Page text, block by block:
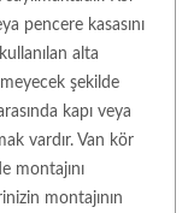
pencere kasasını
alta
şekilde
kapı veya
vardır. Van kör
montajını
montajının